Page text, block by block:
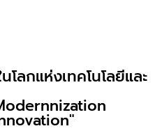
ลกแห่งเทคโนโลยีและ